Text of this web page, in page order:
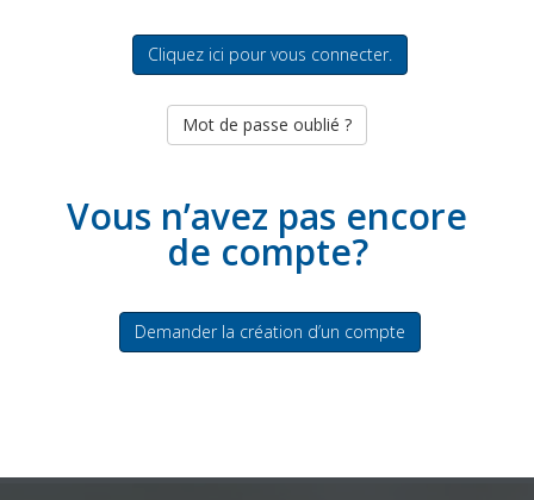
Cliquez ici pour vous connecter.
Mot de passe oublié ?
Vous n’avez pas encore
de compte?
Demander la création d’un compte